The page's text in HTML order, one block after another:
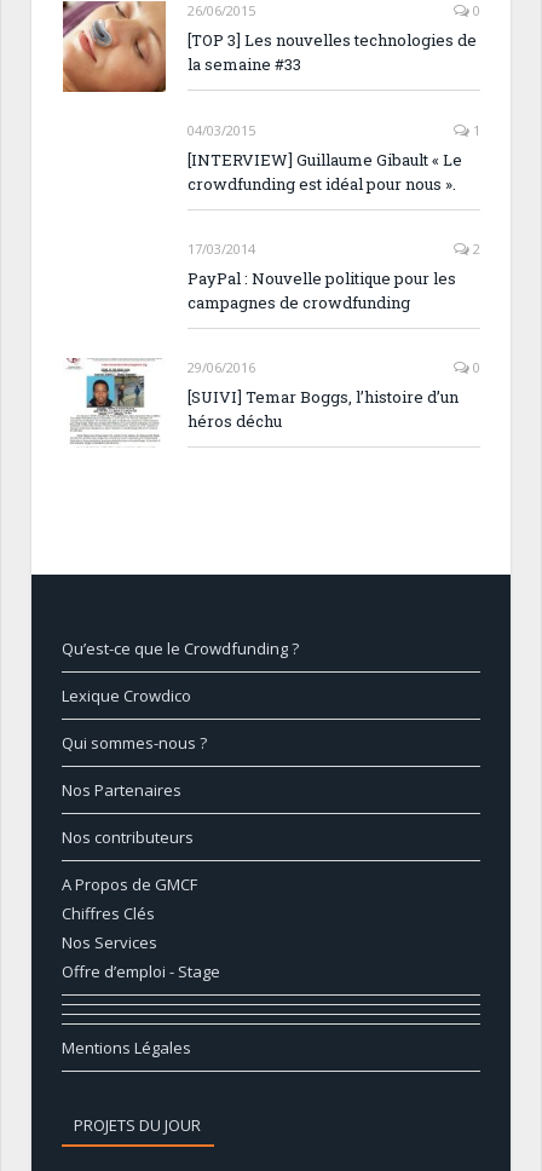
26/06/2015 0
[TOP 3] Les nouvelles technologies de
la semaine #33
04/03/2015 1
[INTERVIEW] Guillaume Gibault « Le
crowdfunding est idéal pour nous ».
17/03/2014 2
PayPal : Nouvelle politique pour les
campagnes de crowdfunding
29/06/2016 0
[SUIVI] Temar Boggs, l’histoire d’un
héros déchu
Qu’est-ce que le Crowdfunding ?
Lexique Crowdico
Qui sommes-nous ?
Nos Partenaires
Nos contributeurs
A Propos de GMCF
Chiffres Clés
Nos Services
Offre d’emploi - Stage
Mentions Légales
PROJETS DU JOUR